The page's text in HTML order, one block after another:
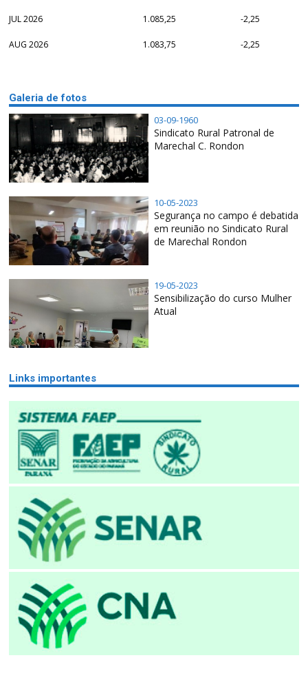
JUL 2026 1.085,25 -2,25
AUG 2026 1.083,75 -2,25
Galeria de fotos
03-09-1960
Sindicato Rural Patronal de
Marechal C. Rondon
10-05-2023
Segurança no campo é debatida
em reunião no Sindicato Rural
de Marechal Rondon
19-05-2023
Sensibilização do curso Mulher
Atual
Links importantes